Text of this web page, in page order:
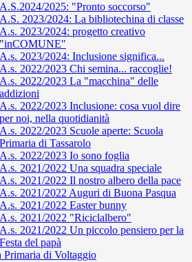
A.S.2024/2025: "Pronto soccorso"
A.S. 2023/2024: La bibliotechina di classe
A.s. 2023/2024: progetto creativo
"inCOMUNE"
A.s. 2023/2024: Inclusione significa...
A.s. 2022/2023 Chi semina... raccoglie!
A.s. 2022/2023 La "macchina" delle
addizioni
A.s. 2022/2023 Inclusione: cosa vuol dire
per noi, nella quotidianità
A.s. 2022/2023 Scuole aperte: Scuola
Primaria di Tassarolo
A.s. 2022/2023 Io sono foglia
A.s. 2021/2022 Una squadra speciale
A.s. 2021/2022 Il nostro albero della pace
A.s. 2021/2022 Auguri di Buona Pasqua
A.s. 2021/2022 Easter bunny
A.s. 2021/2022 "Riciclalbero"
A.s. 2021/2022 Un piccolo pensiero per la
Festa del papà
Primaria di Voltaggio